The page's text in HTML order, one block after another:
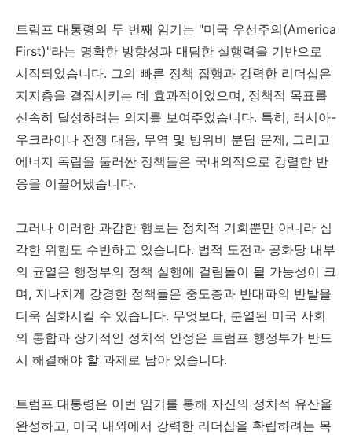
트럼프 대통령의 두 번째 임기는 "미국 우선주의(America
First)"라는 명확한 방향성과 대담한 실행력을 기반으로
시작되었습니다. 그의 빠른 정책 집행과 강력한 리더십은
지지층을 결집시키는 데 효과적이었으며, 정책적 목표를
신속히 달성하려는 의지를 보여주었습니다. 특히, 러시아-
우크라이나 전쟁 대응, 무역 및 방위비 분담 문제, 그리고
에너지 독립을 둘러싼 정책들은 국내외적으로 강렬한 반
응을 이끌어냈습니다.
그러나 이러한 과감한 행보는 정치적 기회뿐만 아니라 심
각한 위험도 수반하고 있습니다. 법적 도전과 공화당 내부
의 균열은 행정부의 정책 실행에 걸림돌이 될 가능성이 크
며, 지나치게 강경한 정책들은 중도층과 반대파의 반발을
더욱 심화시킬 수 있습니다. 무엇보다, 분열된 미국 사회
의 통합과 장기적인 정치적 안정은 트럼프 행정부가 반드
시 해결해야 할 과제로 남아 있습니다.
트럼프 대통령은 이번 임기를 통해 자신의 정치적 유산을
완성하고, 미국 내외에서 강력한 리더십을 확립하려는 목